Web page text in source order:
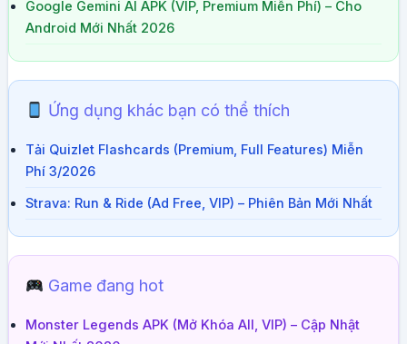
Google Gemini AI APK (VIP, Premium Miễn Phí) – Cho
Android Mới Nhất 2026
Ứng dụng khác bạn có thể thích
Tải Quizlet Flashcards (Premium, Full Features) Miễn
Phí 3/2026
Strava: Run & Ride (Ad Free, VIP) – Phiên Bản Mới Nhất
Game đang hot
Monster Legends APK (Mở Khóa All, VIP) – Cập Nhật